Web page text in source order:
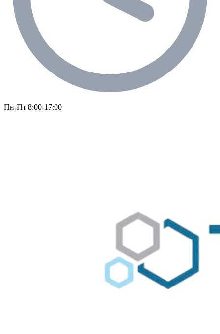
Пн-Пт 8:00-17:00